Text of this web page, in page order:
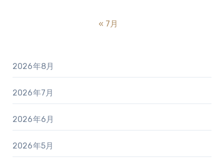
« 7月
2026年8月
2026年7月
2026年6月
2026年5月